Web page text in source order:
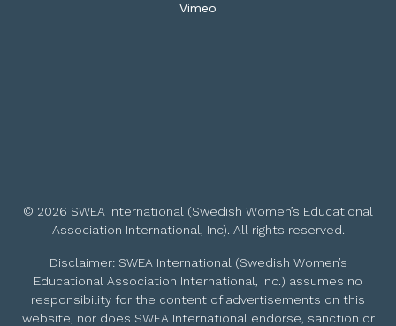
Vimeo
© 2026 SWEA International (Swedish Women’s Educational
Association International, Inc). All rights reserved.
Disclaimer: SWEA International (Swedish Women’s
Educational Association International, Inc.) assumes no
responsibility for the content of advertisements on this
website, nor does SWEA International endorse, sanction or